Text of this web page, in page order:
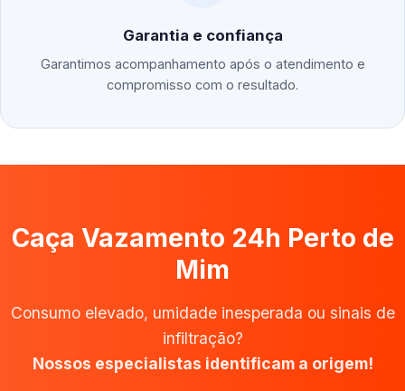
Garantia e confiança
Garantimos acompanhamento após o atendimento e
compromisso com o resultado.
Caça Vazamento 24h Perto de
Mim
Consumo elevado, umidade inesperada ou sinais de
infiltração?
Nossos especialistas identificam a origem!